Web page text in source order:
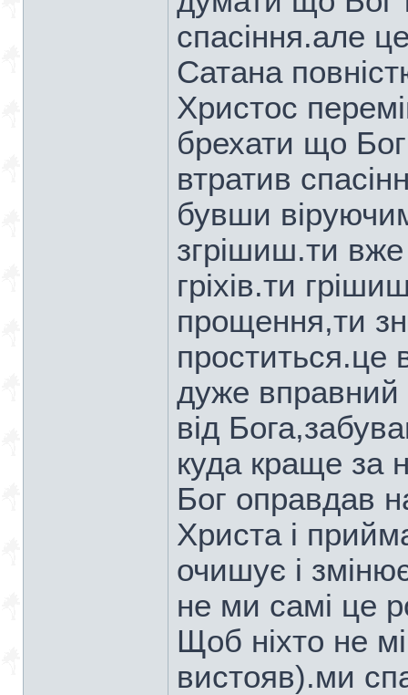
спасіння.але
Сатана
Христос
брехати що
втратив
бувши
згрішиш.ти вже
гріхів.ти
прощення,ти
проститься.це
дуже
від
куда краще за
Бог оправдав
Христа і
очишує і
не ми самі це
Щоб ніхто не
вистояв).ми